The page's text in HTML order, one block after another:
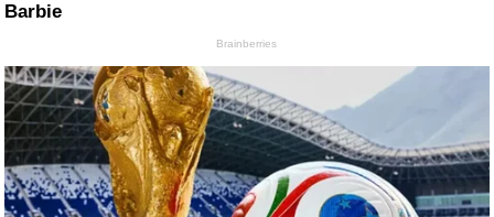
Barbie
Brainberries